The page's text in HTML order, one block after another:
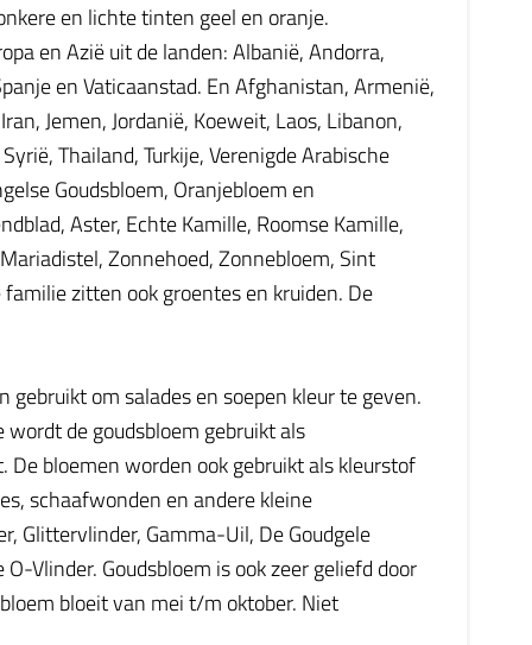
en lichte tinten geel en oranje.
en Azië uit de landen: Albanië, Andorra,
en Vaticaanstad. En Afghanistan, Armenië,
Jemen, Jordanië, Koeweit, Laos, Libanon,
Thailand, Turkije, Verenigde Arabische
Goudsbloem, Oranjebloem en
Aster, Echte Kamille, Roomse Kamille,
Zonnehoed, Zonnebloem, Sint
zitten ook groentes en kruiden. De
om salades en soepen kleur te geven.
de goudsbloem gebruikt als
bloemen worden ook gebruikt als kleurstof
schaafwonden en andere kleine
Glittervlinder, Gamma-Uil, De Goudgele
Vlinder. Goudsbloem is ook zeer geliefd door
bloeit van mei t/m oktober. Niet